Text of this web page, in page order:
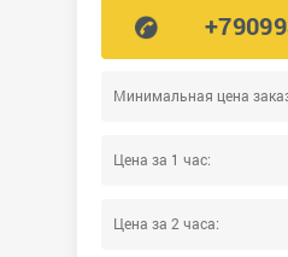
Минимальная цена
Цена за 1 час:
Цена за 2 часа: